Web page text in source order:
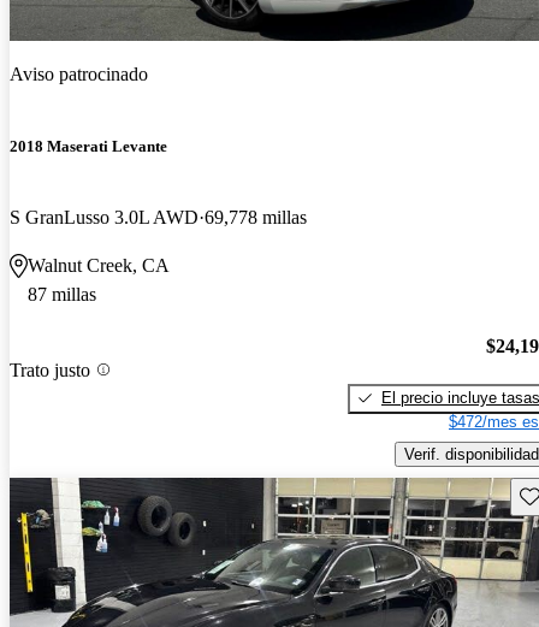
Aviso patrocinado
2018 Maserati Levante
S GranLusso 3.0L AWD 69,778 millas
Walnut Creek, CA
87 millas
Trato justo
El precio incluye tasas
$472/mes
Verif. disponibilidad